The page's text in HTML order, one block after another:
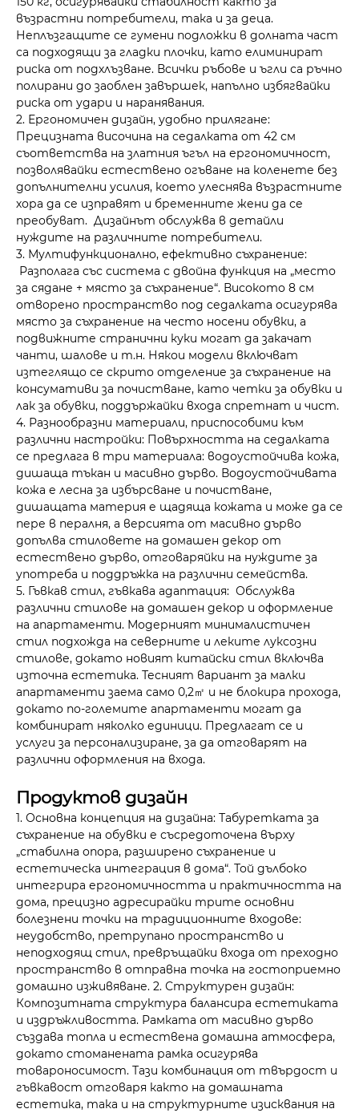
възрастни потребители, така и за деца.
Неплъзгащите се гумени подложки в долната част
са подходящи за гладки плочки, като елиминират
риска от подхлъзване. Всички ръбове и ъгли са ръчно
полирани до заоблен завършек, напълно избягвайки
риска от удари и наранявания.
2. Ергономичен дизайн, удобно прилягане:
Прецизната височина на седалката от 42 см
съответства на златния ъгъл на ергономичност,
позволявайки естествено огъване на коленете без
допълнителни усилия, което улеснява възрастните
хора да се изправят и бременните жени да се
преобуват. Дизайнът обслужва в детайли
нуждите на различните потребители.
3. Мултифункционално, ефективно съхранение:
Разполага със система с двойна функция на „место
за сядане + място за съхранение“. Високото 8 см
отворено пространство под седалката осигурява
място за съхранение на често носени обувки, а
подвижните странични куки могат да закачат
чанти, шалове и т.н. Някои модели включват
изтеглящо се скрито отделение за съхранение на
консумативи за почистване, като четки за обувки и
лак за обувки, поддържайки входа спретнат и чист.
4. Разнообразни материали, приспособими към
различни настройки: Повърхността на седалката
се предлага в три материала: водоустойчива кожа,
дишаща тъкан и масивно дърво. Водоустойчивата
кожа е лесна за избърсване и почистване,
дишащата материя е щадяща кожата и може да се
пере в пералня, а версията от масивно дърво
допълва стиловете на домашен декор от
естествено дърво, отговаряйки на нуждите за
употреба и поддръжка на различни семейства.
5. Гъвкав стил, гъвкава адаптация: Обслужва
различни стилове на домашен декор и оформление
на апартаменти. Модерният минималистичен
стил подхожда на северните и леките луксозни
стилове, докато новият китайски стил включва
източна естетика. Тесният вариант за малки
апартаменти заема само 0,2㎡ и не блокира прохода,
докато по-големите апартаменти могат да
комбинират няколко единици. Предлагат се и
услуги за персонализиране, за да отговарят на
различни оформления на входа.
Продуктов дизайн
1. Основна концепция на дизайна: Табуретката за
съхранение на обувки е съсредоточена върху
„стабилна опора, разширено съхранение и
естетическа интеграция в дома“. Той дълбоко
интегрира ергономичността и практичността на
дома, прецизно адресирайки трите основни
болезнени точки на традиционните входове:
неудобство, претрупано пространство и
неподходящ стил, превръщайки входа от преходно
пространство в отправна точка на гостоприемно
домашно изживяване. 2. Структурен дизайн:
Композитната структура балансира естетиката
и издръжливостта. Рамката от масивно дърво
създава топла и естествена домашна атмосфера,
докато стоманената рамка осигурява
товароносимост. Тази комбинация от твърдост и
гъвкавост отговаря както на домашната
естетика, така и на структурните изисквания на